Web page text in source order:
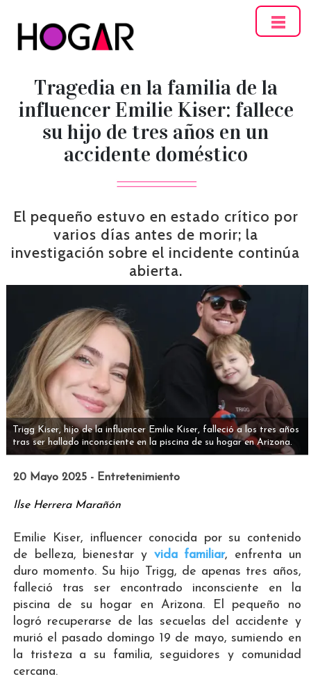
Tragedia en la familia de la
influencer Emilie Kiser: fallece
su hijo de tres años en un
accidente doméstico
El pequeño estuvo en estado crítico por
varios días antes de morir; la
investigación sobre el incidente continúa
abierta.
Trigg Kiser, hijo de la influencer Emilie Kiser, falleció a los tres años
tras ser hallado inconsciente en la piscina de su hogar en Arizona.
20 Mayo 2025 - Entretenimiento
Ilse Herrera Marañón
Emilie Kiser, influencer conocida por su contenido
de belleza, bienestar y vida familiar, enfrenta un
duro momento. Su hijo Trigg, de apenas tres años,
falleció tras ser encontrado inconsciente en la
piscina de su hogar en Arizona. El pequeño no
logró recuperarse de las secuelas del accidente y
murió el pasado domingo 19 de mayo, sumiendo en
la tristeza a su familia, seguidores y comunidad
cercana.